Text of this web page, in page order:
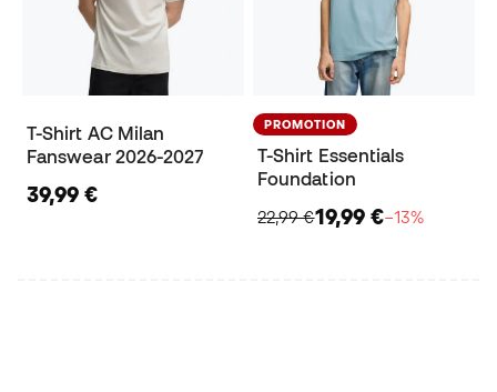
T-Shirt AC Milan
Fanswear 2026-2027
39,99 €
PROMOTION
T-Shirt Essentials
Foundation
22,99 €19,99 €−13%